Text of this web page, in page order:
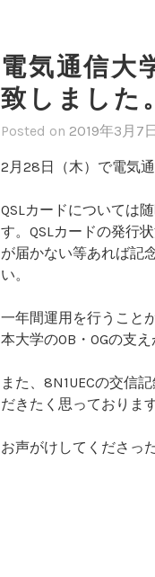
電気通信大
致しました。
Posted on 2019年3月7日
2月28日（木）で電気
QSLカードについては
す。QSLカードの発行
が届かない等あれば記
い。
一年間運用を行うこと
本大学のOB・OGの支
また、8N1UECの交信
だきたく思っております
お声がけしてくださっ